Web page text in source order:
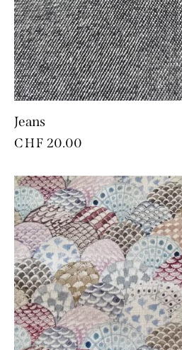
Jeans
CHF 20.00